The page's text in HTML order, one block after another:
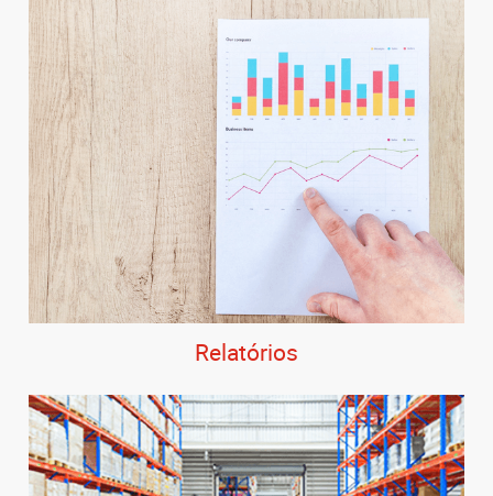
Relatórios